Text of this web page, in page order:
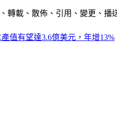
轉載、散佈、引用、變更、
值有望達3.6億美元，年增13%